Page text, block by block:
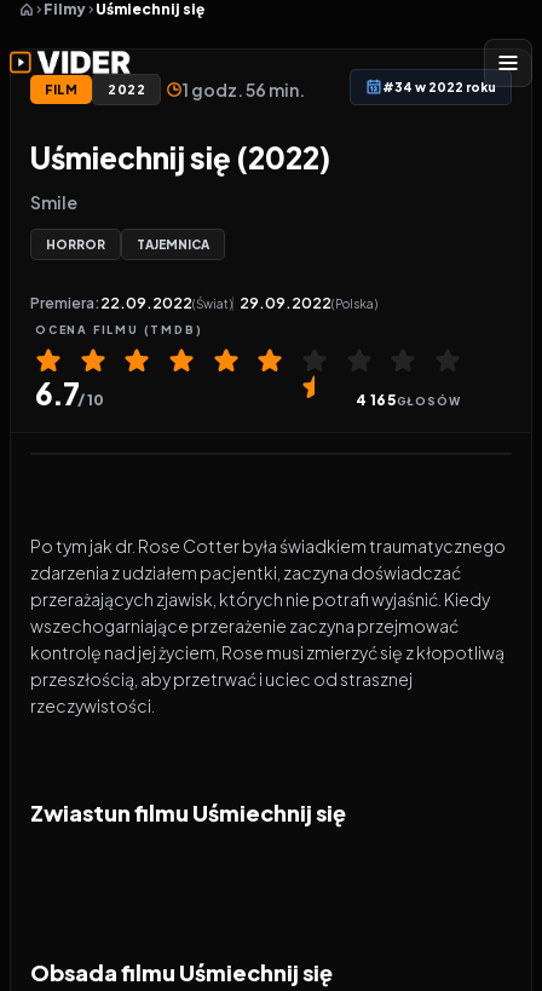
Filmy Uśmiechnij się
FILM 2022 1 godz. 56 min. #34 w 2022 roku
Uśmiechnij się (2022)
Smile
HORROR TAJEMNICA
Premiera: 22.09.2022(Świat) 29.09.2022(Polska)
OCENA FILMU (TMDB)
6.7/ 10 4 165GŁOSÓW
Po tym jak dr. Rose Cotter była świadkiem traumatycznego
zdarzenia z udziałem pacjentki, zaczyna doświadczać
przerażających zjawisk, których nie potrafi wyjaśnić. Kiedy
wszechogarniające przerażenie zaczyna przejmować
kontrolę nad jej życiem, Rose musi zmierzyć się z kłopotliwą
przeszłością, aby przetrwać i uciec od strasznej
rzeczywistości.
Zwiastun filmu Uśmiechnij się
Obsada filmu Uśmiechnij się